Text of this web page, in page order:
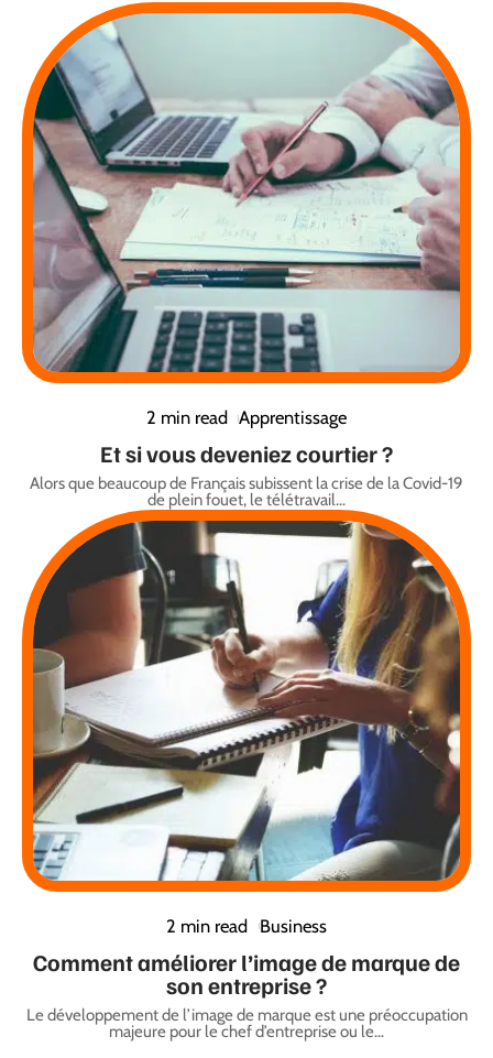
2 min read Apprentissage
Et si vous deveniez courtier ?
Alors que beaucoup de Français subissent la crise de la Covid-19
de plein fouet, le télétravail…
2 min read Business
Comment améliorer l’image de marque de
son entreprise ?
Le développement de l’image de marque est une préoccupation
majeure pour le chef d’entreprise ou le…